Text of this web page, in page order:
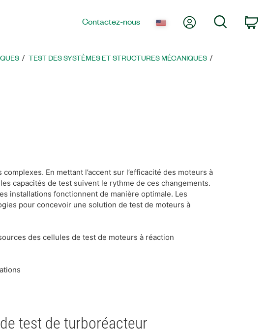
Contactez-nous Mon compte
TEST DES SYSTÈMES ET STRUCTURES MÉCANIQUES
En mettant l’accent sur l’efficacité des moteurs à
capacités de test suivent le rythme de ces changements.
installations fonctionnent de manière optimale. Les
pour concevoir une solution de test de moteurs à
des cellules de test de moteurs à réaction
test de turboréacteur